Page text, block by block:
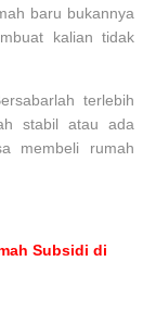
baru bukannya
kalian tidak
terlebih
stabil atau ada
membeli rumah
Subsidi di